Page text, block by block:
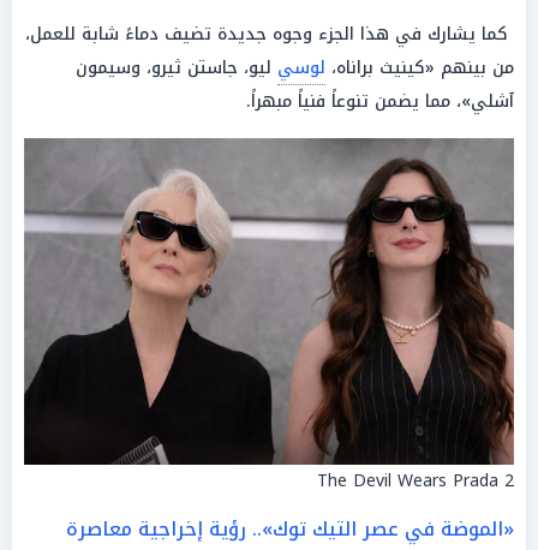
كما يشارك في هذا الجزء وجوه جديدة تضيف دماءً شابة للعمل،
من بينهم «كينيث براناه، لوسي ليو، جاستن ثيرو، وسيمون
آشلي»، مما يضمن تنوعاً فنياً مبهراً.
The Devil Wears Prada 2
«الموضة في عصر التيك توك».. رؤية إخراجية معاصرة